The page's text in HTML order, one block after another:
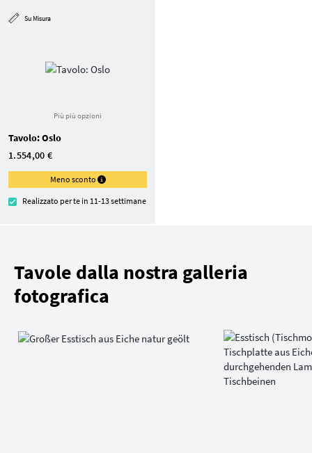
Su Misura
Più più opzioni
Tavolo: Oslo
1.554,00 €
Meno sconto
Realizzato per te in 11-13 settimane
Tavole dalla nostra galleria
fotografica